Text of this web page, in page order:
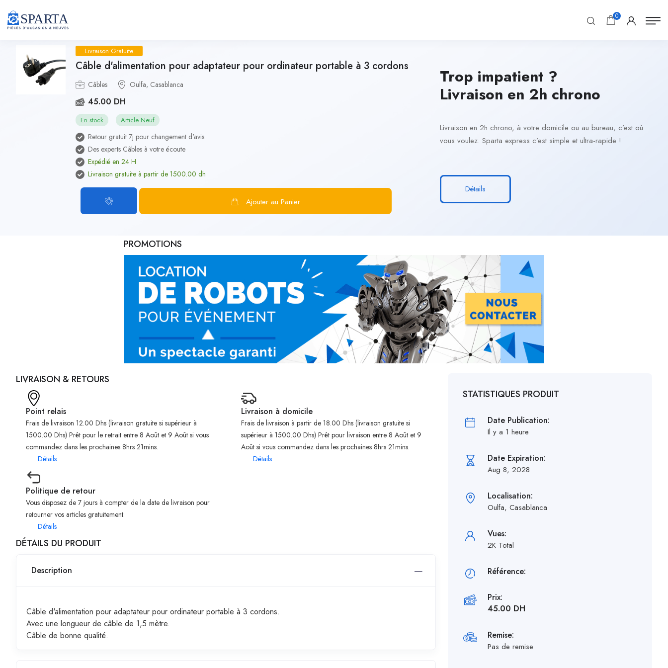
0
Livraison Gratuite
Câble d'alimentation pour adaptateur pour ordinateur portable à 3 cordons
Câbles Oulfa, Casablanca
45.00 DH
En stock Article Neuf
Retour gratuit 7j pour changement d'avis
Des experts Câbles à votre écoute
Expédié en 24 H
Livraison gratuite à partir de 1500.00 dh
Ajouter au Panier
Trop impatient ?
Livraison en 2h chrono
Livraison en 2h chrono, à votre domicile ou au bureau, c’est où
vous voulez. Sparta express c’est simple et ultra-rapide !
Détails
PROMOTIONS
LIVRAISON & RETOURS
Point relais
Frais de livraison 12.00 Dhs (livraison gratuite si supérieur à
1500.00 Dhs) Prêt pour le retrait entre 8 Août et 9 Août si vous
commandez dans les prochaines 8hrs 21mins.
Détails
Livraison à domicile
Frais de livraison à partir de 18.00 Dhs (livraison gratuite si
supérieur à 1500.00 Dhs) Prêt pour livraison entre 8 Août et 9
Août si vous commandez dans les prochaines 8hrs 21mins.
Détails
Politique de retour
Vous disposez de 7 jours à compter de la date de livraison pour
retourner vos articles gratuitement.
Détails
DÉTAILS DU PRODUIT
Description
Câble d'alimentation pour adaptateur pour ordinateur portable à 3 cordons.
Avec une longueur de câble de 1,5 mètre.
Câble de bonne qualité.
STATISTIQUES PRODUIT
Date Publication:
Il y a 1 heure
Date Expiration:
Aug 8, 2028
Localisation:
Oulfa, Casablanca
Vues:
2K Total
Référence:
Prix:
45.00 DH
Remise:
Pas de remise